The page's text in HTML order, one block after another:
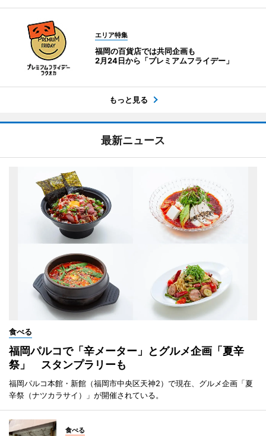
エリア特集
福岡の百貨店では共同企画も
2月24日から「プレミアムフライデー」
もっと見る
最新ニュース
食べる
福岡パルコで「辛メーター」とグルメ企画「夏辛
祭」 スタンプラリーも
福岡パルコ本館・新館（福岡市中央区天神2）で現在、グルメ企画「夏
辛祭（ナツカラサイ）」が開催されている。
食べる